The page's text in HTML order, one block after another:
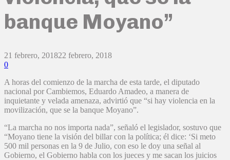
banque Moyano”
21 febrero, 201822 febrero, 2018
0
A horas del comienzo de la marcha de esta tarde, el diputado
nacional por Cambiemos, Eduardo Amadeo, a manera de
inquietante y velada amenaza, advirtió que “si hay violencia en la
movilización, que se la banque Moyano”.
“La marcha no nos importa nada”, señaló el legislador, sostuvo que
“Moyano tiene la visión del billar con la política; él dice: ‘Si meto
500 mil personas en la 9 de Julio, con eso le doy una señal al
Gobierno, el Gobierno habla con los jueces y me sacan los juicios